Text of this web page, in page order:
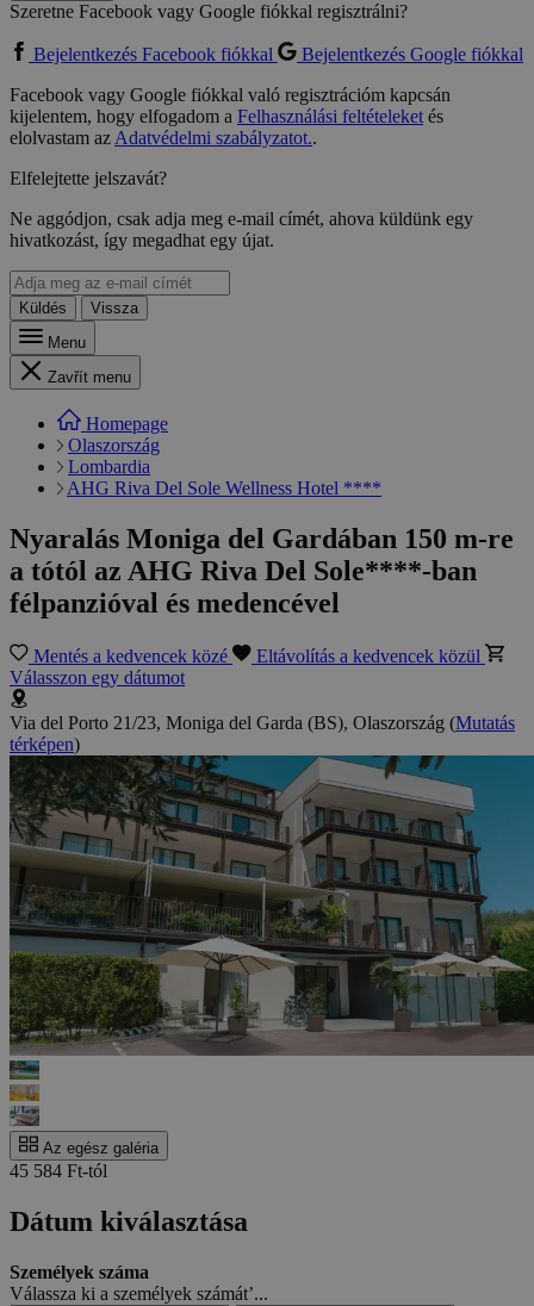
Szeretne Facebook vagy Google fiókkal regisztrálni?
Bejelentkezés Facebook fiókkal
Bejelentkezés Google fiókkal
Facebook vagy Google fiókkal való regisztrációm kapcsán
kijelentem, hogy elfogadom a Felhasználási feltételeketés
elolvastam azAdatvédelmi szabályzatot..
Elfelejtette jelszavát?
Ne aggódjon, csak adja meg e-mail címét, ahova küldünk egy
hivatkozást, így megadhat egy újat.
Küldés
Vissza
Menu
Zavřít menu
Homepage
Olaszország
Lombardia
AHG Riva Del Sole Wellness Hotel ****
Nyaralás Moniga del Gardában 150 m-re
a tótól az AHG Riva Del Sole****-ban
félpanzióval és medencével
Mentés a kedvencek közé
Eltávolítás a kedvencek közül
Válasszon egy dátumot
Via del Porto 21/23, Moniga del Garda (BS), Olaszország (Mutatás
térképen)
Az egész galéria
45 584 Ft-tól
Dátum kiválasztása
Személyek száma
Válassza ki a személyek számát’...